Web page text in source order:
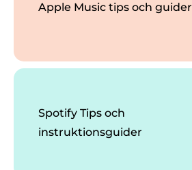
Apple Music tips och guider
Spotify Tips och
instruktionsguider